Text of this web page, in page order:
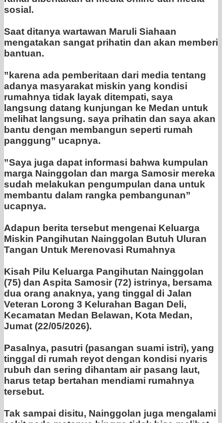
sosial.
‎Saat ditanya wartawan Maruli Siahaan
mengatakan sangat prihatin dan akan memberi
bantuan.
‎”karena ada pemberitaan dari media tentang
adanya masyarakat miskin yang kondisi
rumahnya tidak layak ditempati, saya
langsung datang kunjungan ke Medan untuk
melihat langsung. saya prihatin dan saya akan
bantu dengan membangun seperti rumah
panggung” ucapnya.
‎”Saya juga dapat informasi bahwa kumpulan
marga Nainggolan dan marga Samosir mereka
sudah melakukan pengumpulan dana untuk
membantu dalam rangka pembangunan”
ucapnya.
‎Adapun berita tersebut mengenai Keluarga
Miskin Pangihutan Nainggolan Butuh Uluran
Tangan Untuk Merenovasi Rumahnya
‎Kisah Pilu Keluarga Pangihutan Nainggolan
(75) dan Aspita Samosir (72) istrinya, bersama
dua orang anaknya, yang tinggal di Jalan
Veteran Lorong 3 Kelurahan Bagan Deli,
Kecamatan Medan Belawan, Kota Medan,
Jumat (22/05/2026).
‎Pasalnya, pasutri (pasangan suami istri), yang
tinggal di rumah reyot dengan kondisi nyaris
rubuh dan sering dihantam air pasang laut,
harus tetap bertahan mendiami rumahnya
tersebut.
‎Tak sampai disitu, Nainggolan juga mengalami